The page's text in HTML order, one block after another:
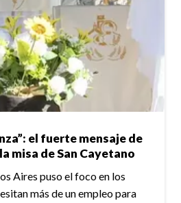
el fuerte mensaje de
misa de San Cayetano
Aires puso el foco en los
más de un empleo para